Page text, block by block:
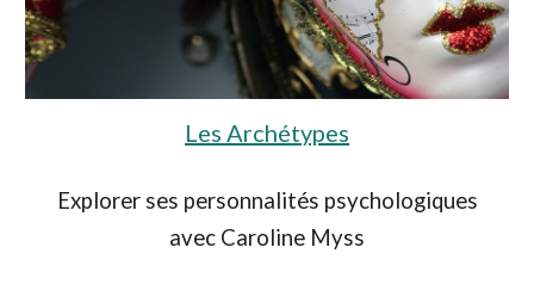
Les Archétypes
Explorer ses personnalités psychologiques
avec Caroline Myss